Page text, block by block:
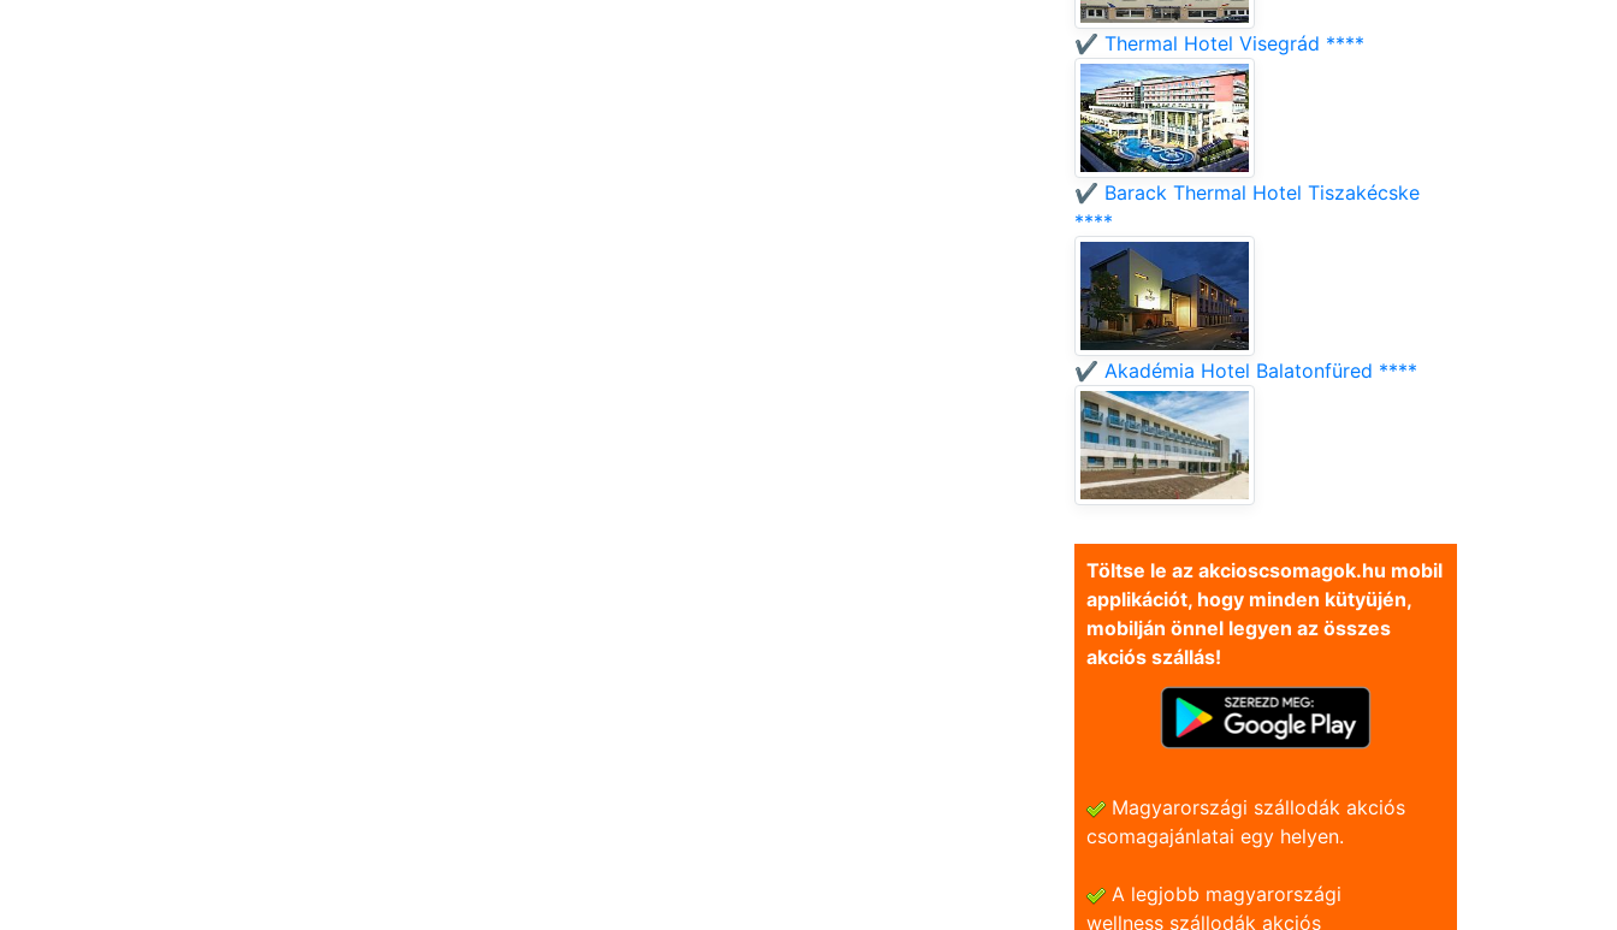
✔️ Thermal Hotel Visegrád ****
✔️ Barack Thermal Hotel Tiszakécske
****
✔️ Akadémia Hotel Balatonfüred ****
Töltse le az akcioscsomagok.hu mobil
applikációt, hogy minden kütyüjén,
mobilján önnel legyen az összes
akciós szállás!
Magyarországi szállodák akciós
csomagajánlatai egy helyen.
A legjobb magyarországi
wellness szállodák akciós